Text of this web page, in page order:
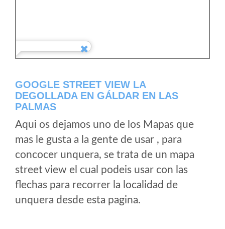
GOOGLE STREET VIEW LA
DEGOLLADA EN GÁLDAR EN LAS
PALMAS
Aqui os dejamos uno de los Mapas que
mas le gusta a la gente de usar , para
concocer unquera, se trata de un mapa
street view el cual podeis usar con las
flechas para recorrer la localidad de
unquera desde esta pagina.